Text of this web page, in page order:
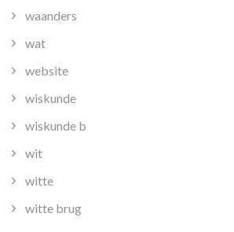
waanders
wat
website
wiskunde
wiskunde b
wit
witte
witte brug